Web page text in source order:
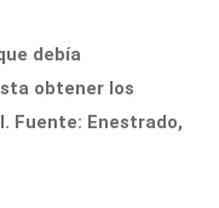
debía
obtener los
Fuente: Enestrado,